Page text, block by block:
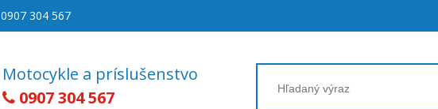
Motocykle a príslušenstvo
0907 304 567
0907 304 567